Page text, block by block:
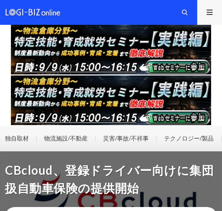
独自取材 物流施設/不動産 災害/事故/不祥事 テクノロジー/製品
CBcloud、登録ドライバー向けに集団
扱自動車保険の提供開始